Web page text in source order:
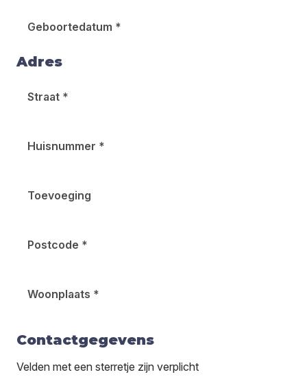
Geboortedatum *
Adres
Straat *
Huisnummer *
Toevoeging
Postcode *
Woonplaats *
Contactgegevens
Velden met een sterretje zijn verplicht